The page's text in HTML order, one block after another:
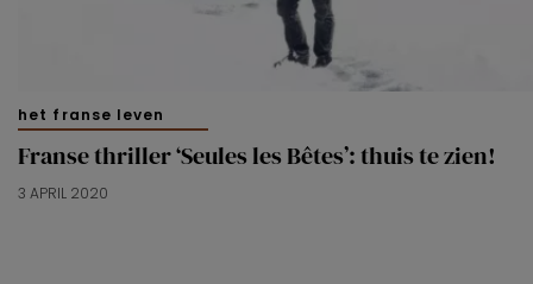
het franse leven
Franse thriller ‘Seules les Bêtes’: thuis te zien!
3 APRIL 2020